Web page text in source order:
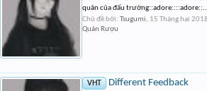
quân của đấu
Chủ đề bởi: Tsugumi, 15 Tháng hai 2018
Quán Rượu
VHT Different Feedback